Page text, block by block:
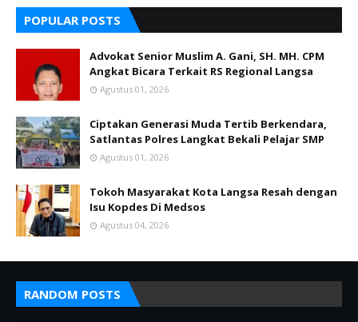
POPULAR POSTS
Advokat Senior Muslim A. Gani, SH. MH. CPM
Angkat Bicara Terkait RS Regional Langsa
Agustus 01, 2026
Ciptakan Generasi Muda Tertib Berkendara,
Satlantas Polres Langkat Bekali Pelajar SMP
Agustus 01, 2026
Tokoh Masyarakat Kota Langsa Resah dengan
Isu Kopdes Di Medsos
Agustus 04, 2026
RANDOM POSTS